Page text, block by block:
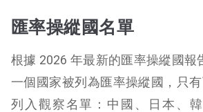
匯率操縱國名單
根據 2026 年最新的匯率操縱國報
一個國家被列為匯率操縱國，只
列入觀察名單：中國、日本、